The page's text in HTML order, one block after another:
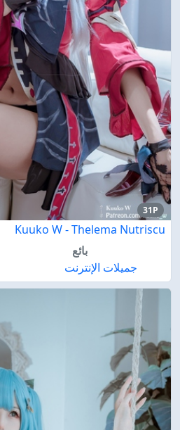
31P
Kuuko W - Thelema Nutriscu
بائع
جميلات الإنترنت